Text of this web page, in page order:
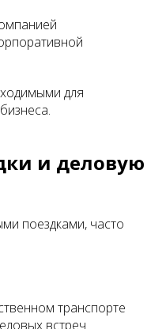
для
и деловую
поездками, часто
транспорте
встреч